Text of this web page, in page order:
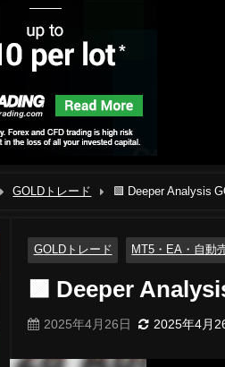
GOLDトレード 🟩 Deeper Analysis
GOLDトレード MT5・EA・自動
🟩 Deeper
2025年4月26日 2025年4月